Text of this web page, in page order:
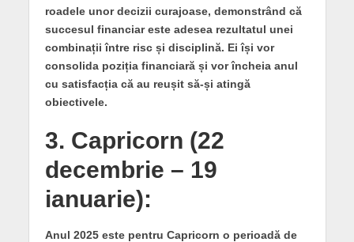
roadele unor decizii curajoase, demonstrând că
succesul financiar este adesea rezultatul unei
combinații între risc și disciplină. Ei își vor
consolida poziția financiară și vor încheia anul
cu satisfacția că au reușit să-și atingă
obiectivele.
3. Capricorn (22
decembrie – 19
ianuarie):
Anul 2025 este pentru Capricorn o perioadă de